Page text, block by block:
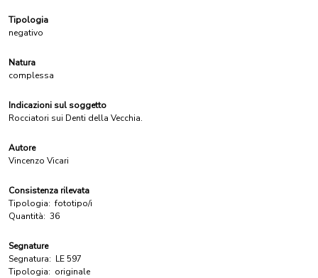
Tipologia
negativo
Natura
complessa
Indicazioni sul soggetto
Rocciatori sui Denti della Vecchia.
Autore
Vincenzo Vicari
Consistenza rilevata
Tipologia: fototipo/i
Quantità: 36
Segnature
Segnatura: LE 597
Tipologia: originale